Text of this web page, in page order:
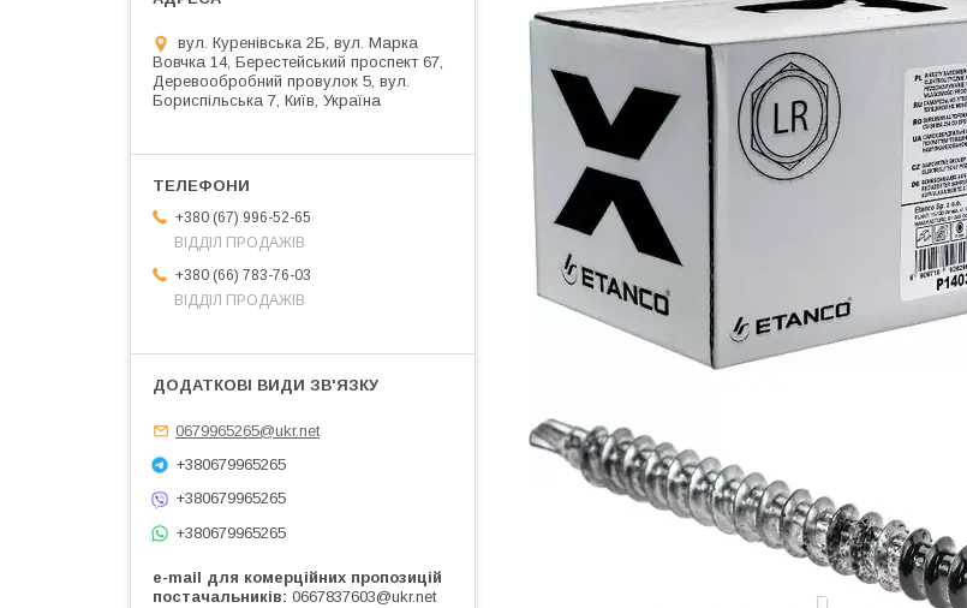
вул. Куренівська 2Б, вул. Марка
Вовчка 14, Берестейський проспект 67,
Деревообробний провулок 5, вул.
Бориспільська 7, Київ, Україна
+380 (67) 996-52-65
ВІДДІЛ ПРОДАЖІВ
+380 (66) 783-76-03
ВІДДІЛ ПРОДАЖІВ
0679965265@ukr.net
+380679965265
+380679965265
+380679965265
e-mail для комерційних пропозицій
постачальників 0667837603@ukr.net